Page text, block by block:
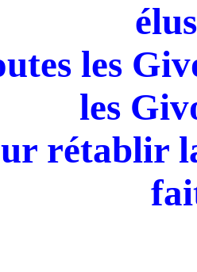
les
les
rétablir